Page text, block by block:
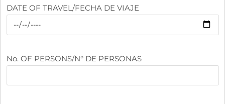
DATE OF TRAVEL/FECHA DE VIAJE
No. OF PERSONS/N° DE PERSONAS